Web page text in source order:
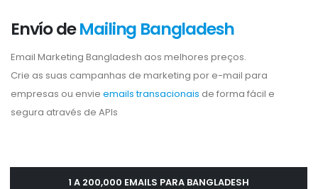
Envío deMailing Bangladesh
Email Marketing Bangladesh aos melhores preços.
Crie as suas campanhas de marketing por e-mail para
empresas ou envie emails transacionais de forma fácil e
segura através de APIs
1 A 200,000 EMAILS PARA BANGLADESH